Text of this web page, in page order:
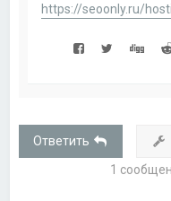
https://seoonly.ru/
Ответить
1